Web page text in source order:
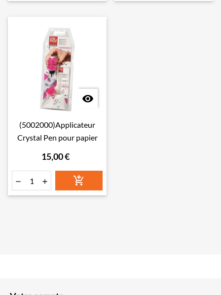

(5002000)Applicateur
Crystal Pen pour papier
15,00 €
  